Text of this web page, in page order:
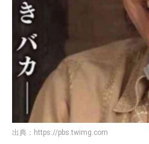
出典： https://pbs.twimg.com